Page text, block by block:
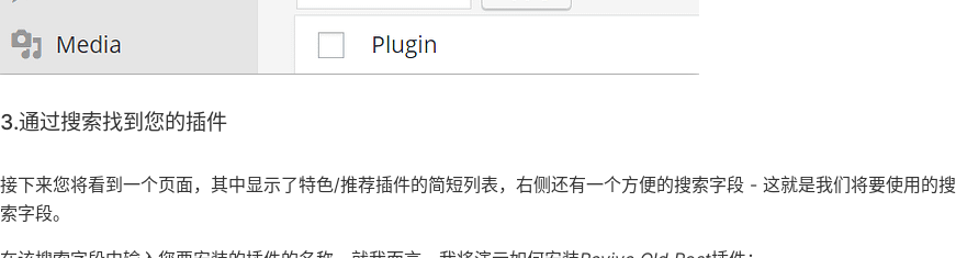
3.通过搜索找到您的插件
接下来您将看到一个页面，其中显示了特色/推荐插件的简短列表，右侧还有一个方便的搜索字段 - 这就是我们将要使用的搜
索字段。